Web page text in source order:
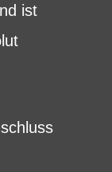
ist